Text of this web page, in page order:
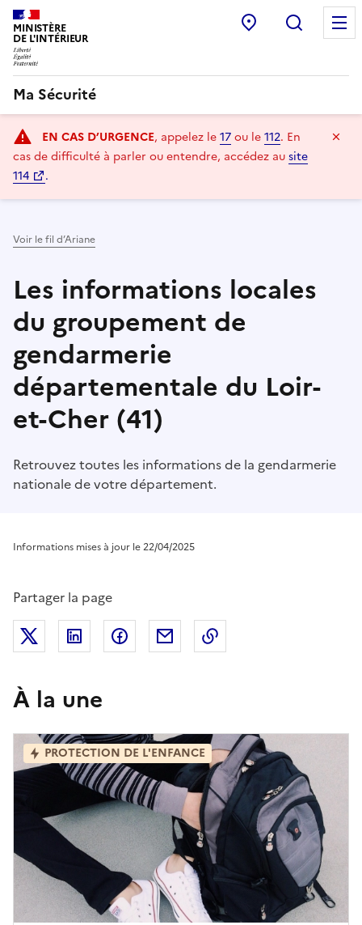
MINISTÈRE
DE L'INTÉRIEUR
Point d’accueil
Ma Sécurité
principaleEN CAS D’URGENCE, appelez le17ou le112. En
cas de difficulté à parler ou entendre, accédez ausite
114
.
Voir le fil d’Ariane
Les informations locales
du groupement de
gendarmerie
départementale du Loir-
et-Cher (41)
Retrouvez toutes les informations de la gendarmerie
nationale de votre département.
Informations mises à jour le 22/04/2025
Partager la page
Partager sur Twitter
Partager sur LinkedIn
Partager sur Facebook
Partager par mail
À la une
PROTECTION DE L'ENFANCE